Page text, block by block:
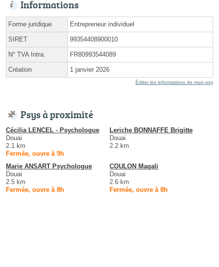
Informations
Forme juridique Entrepreneur individuel
SIRET 99354408900010
N° TVA Intra. FR80993544089
Création 1 janvier 2026
Éditer les informations de mon psy
Psys à proximité
Cécilia LENCEL - Psychologue
Douai
2.1 km
Fermée, ouvre à 9h
Leriche BONNAFFE Brigitte
Douai
2.2 km
Marie ANSART Psychologue
Douai
2.5 km
Fermée, ouvre à 8h
COULON Magali
Douai
2.6 km
Fermée, ouvre à 8h